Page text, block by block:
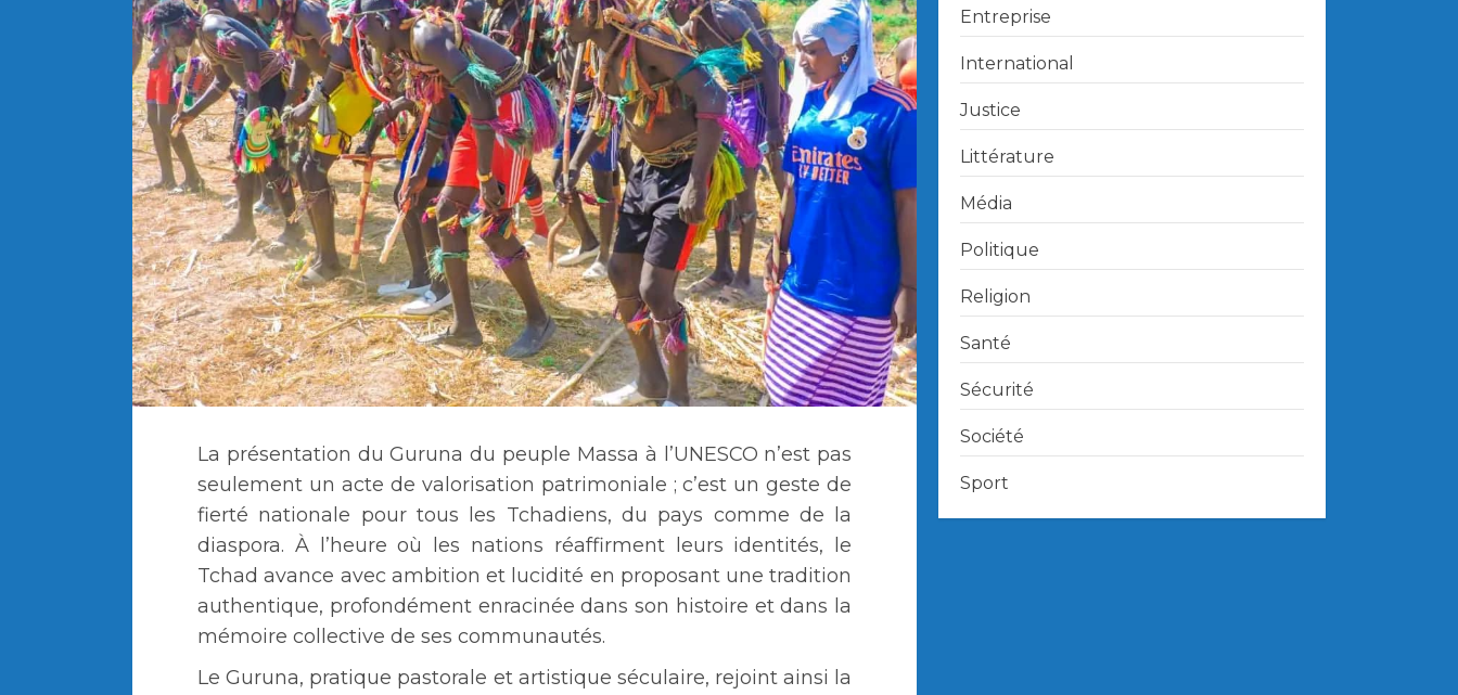
La présentation du Guruna du peuple Massa à l’UNESCO n’est pas
seulement un acte de valorisation patrimoniale ; c’est un geste de
fierté nationale pour tous les Tchadiens, du pays comme de la
diaspora. À l’heure où les nations réaffirment leurs identités, le
Tchad avance avec ambition et lucidité en proposant une tradition
authentique, profondément enracinée dans son histoire et dans la
mémoire collective de ses communautés.
Le Guruna, pratique pastorale et artistique séculaire, rejoint ainsi la
Entreprise
International
Justice
Littérature
Média
Politique
Religion
Santé
Sécurité
Société
Sport